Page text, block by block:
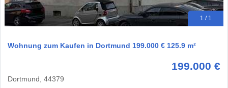
1 / 1
Wohnung zum Kaufen in Dortmund 199.000 € 125.9 m²
199.000 €
Dortmund, 44379